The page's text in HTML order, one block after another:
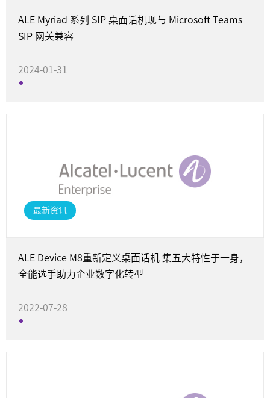
ALE Myriad 系列 SIP 桌面话机现与 Microsoft Teams
SIP 网关兼容
2024-01-31
最新资讯
ALE Device M8重新定义桌面话机 集五大特性于一身，
全能选手助力企业数字化转型
2022-07-28